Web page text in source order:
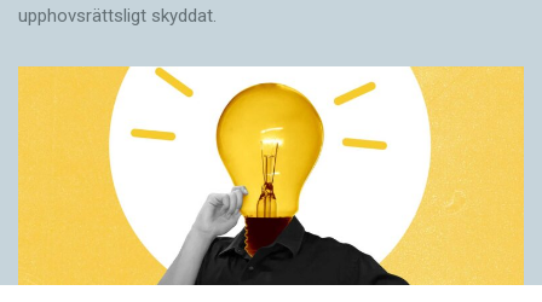
upphovsrättsligt skyddat.